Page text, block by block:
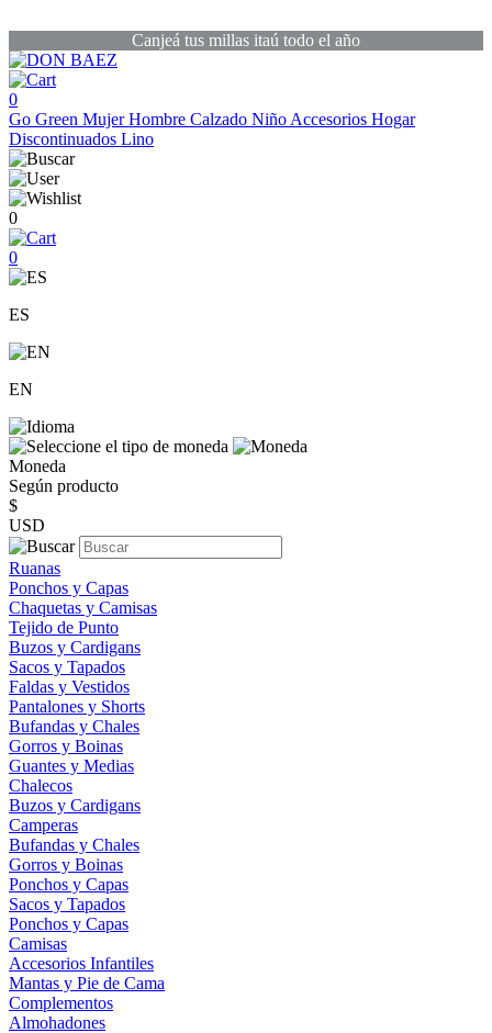
Canjeá tus millas itaú todo el año
0
Go Green MujerHombre Calzado Niño Accesorios Hogar
Discontinuados Lino
0
0
ES
EN
Moneda
Según producto
$
USD
Ruanas
Ponchos y Capas
Chaquetas y Camisas
Tejido de Punto
Buzos y Cardigans
Sacos y Tapados
Faldas y Vestidos
Pantalones y Shorts
Bufandas y Chales
Gorros y Boinas
Guantes y Medias
Chalecos
Buzos y Cardigans
Camperas
Bufandas y Chales
Gorros y Boinas
Ponchos y Capas
Sacos y Tapados
Ponchos y Capas
Camisas
Accesorios Infantiles
Mantas y Pie de Cama
Complementos
Almohadones